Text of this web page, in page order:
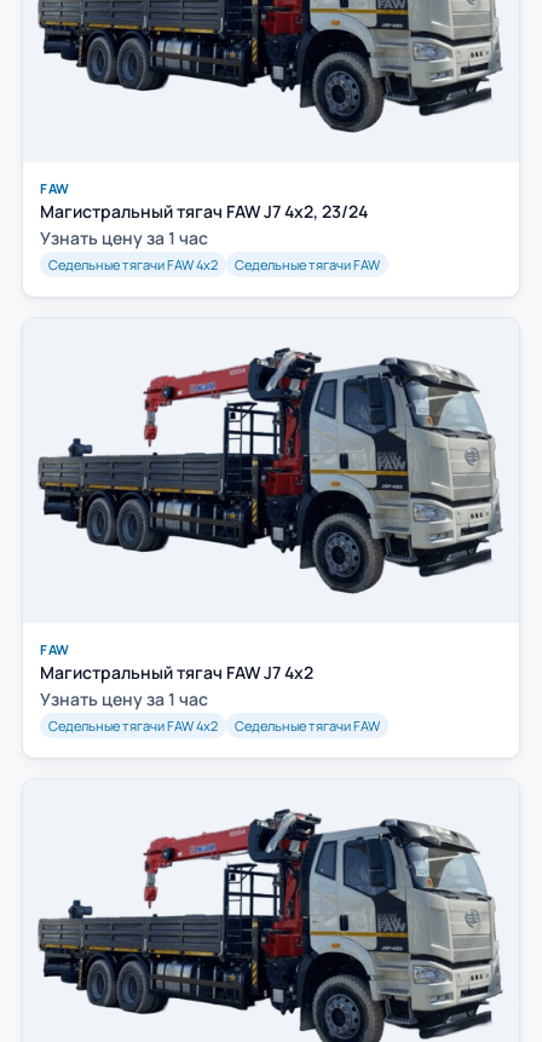
FAW
Магистральный тягач FAW J7 4x2, 23/24
Узнать цену за 1 час
Седельные тягачи FAW 4х2 Седельные тягачи FAW
FAW
Магистральный тягач FAW J7 4x2
Узнать цену за 1 час
Седельные тягачи FAW 4х2 Седельные тягачи FAW